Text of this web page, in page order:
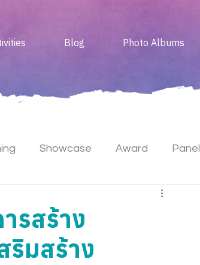
Blog Photo Albums
Showcase Award Panel
รสร้าง
ริมสร้าง